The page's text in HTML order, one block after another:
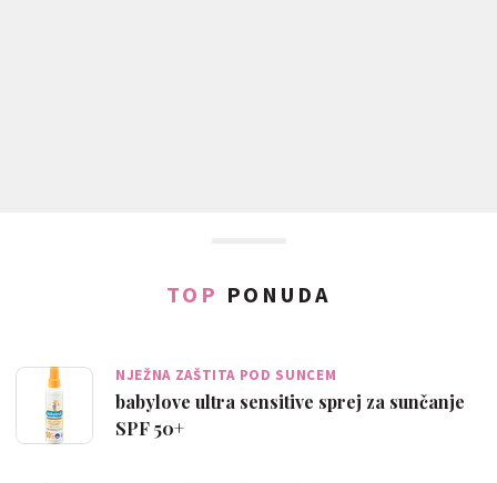
TOP PONUDA
NJEŽNA ZAŠTITA POD SUNCEM
babylove ultra sensitive sprej za sunčanje
SPF 50+